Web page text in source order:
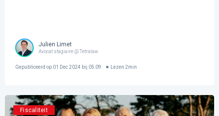
Julien Limet
Avocat stagiaire @ Tetralaw
Gepubliceerd op 01 Dec 2024 bij 05:09 Lezen 2min
Fiscaliteit